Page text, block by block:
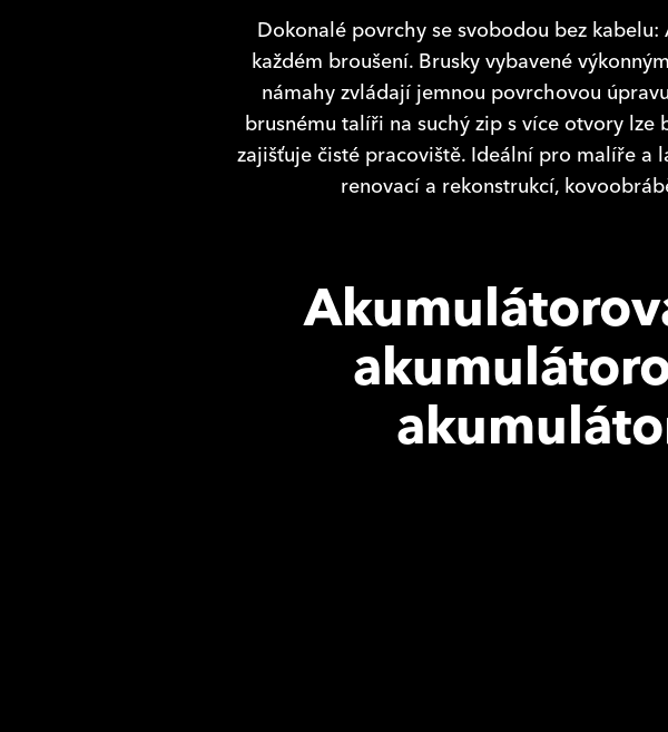
Dokonalé povrchy se svobodou bez
každém broušení. Brusky vybavené
námahy zvládají jemnou povrchovou
brusnému talíři na suchý zip s více otvory
zajišťuje čisté pracoviště. Ideální pro malíře a
renovací a rekonstrukcí,